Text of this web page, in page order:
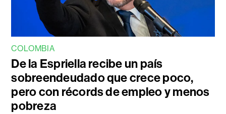
COLOMBIA
De la Espriella recibe un país
sobreendeudado que crece poco,
pero con récords de empleo y menos
pobreza